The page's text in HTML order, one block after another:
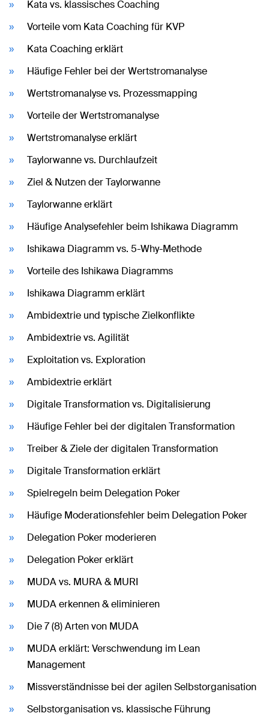
Kata vs. klassisches Coaching
Vorteile vom Kata Coaching für KVP
Kata Coaching erklärt
Häufige Fehler bei der Wertstromanalyse
Wertstromanalyse vs. Prozessmapping
Vorteile der Wertstromanalyse
Wertstromanalyse erklärt
Taylorwanne vs. Durchlaufzeit
Ziel & Nutzen der Taylorwanne
Taylorwanne erklärt
Häufige Analysefehler beim Ishikawa Diagramm
Ishikawa Diagramm vs. 5-Why-Methode
Vorteile des Ishikawa Diagramms
Ishikawa Diagramm erklärt
Ambidextrie und typische Zielkonflikte
Ambidextrie vs. Agilität
Exploitation vs. Exploration
Ambidextrie erklärt
Digitale Transformation vs. Digitalisierung
Häufige Fehler bei der digitalen Transformation
Treiber & Ziele der digitalen Transformation
Digitale Transformation erklärt
Spielregeln beim Delegation Poker
Häufige Moderationsfehler beim Delegation Poker
Delegation Poker moderieren
Delegation Poker erklärt
MUDA vs. MURA & MURI
MUDA erkennen & eliminieren
Die 7 (8) Arten von MUDA
MUDA erklärt: Verschwendung im Lean
Management
Missverständnisse bei der agilen Selbstorganisation
Selbstorganisation vs. klassische Führung